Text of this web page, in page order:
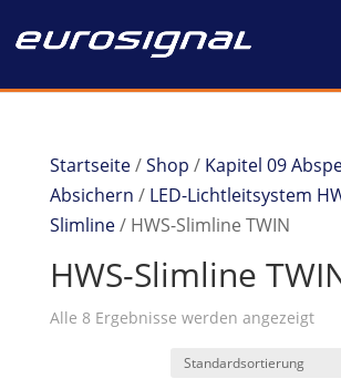
Startseite/Shop / Kapitel 09
Absichern / LED-Lichtleitsystem
Slimline/ HWS-Slimline TWIN
HWS-Slimline
Alle 8 Ergebnisse werden angezeigt